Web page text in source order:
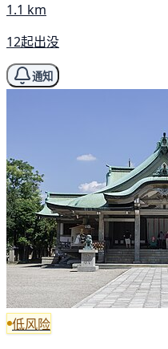
1.1 km
12起出没
通知
低风险